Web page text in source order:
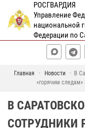
РОСГВАРДИЯ
Управление
национальной
Федерации по
Главная Новости
В
«горячим
В
СОТРУДНИКИ